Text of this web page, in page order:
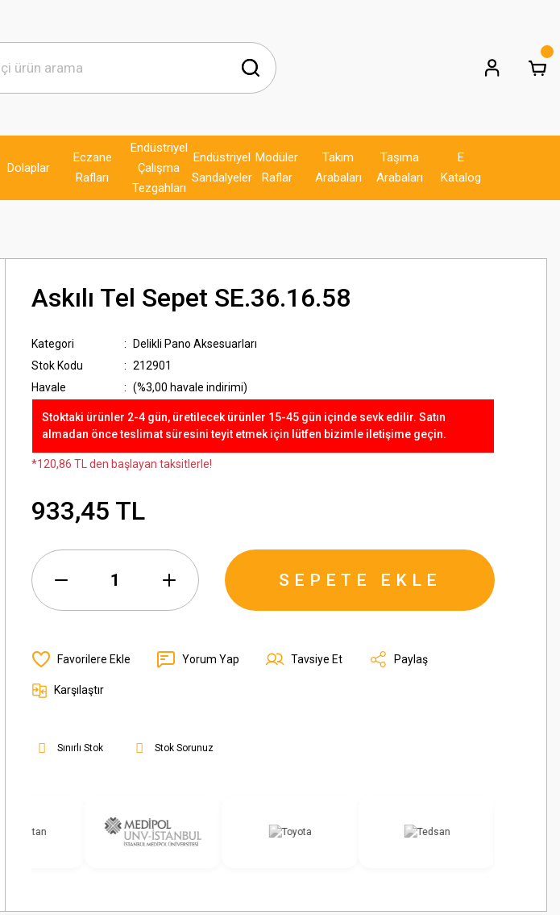
Dolaplar
Eczane
Rafları
Endüstriyel
Çalışma
Tezgahları
Endüstriyel
Sandalyeler
Modüler
Raflar
Takım
Arabaları
Taşıma
Arabaları
E
Katalog
Askılı Tel Sepet SE.36.16.58
Kategori
Delikli Pano Aksesuarları
Stok Kodu
212901
Havale
(%3,00 havale indirimi)
Stoktaki ürünler 2-4 gün, üretilecek ürünler 15-45 gün içinde sevk edilir. Satın
almadan önce teslimat süresini teyit etmek için lütfen bizimle iletişime geçin.
*120,86 TL den başlayan taksitlerle!
933,45 TL
SEPETE EKLE
Yorum Yap Tavsiye Et Paylaş
Karşılaştır
Sınırlı Stok Stok Sorunuz